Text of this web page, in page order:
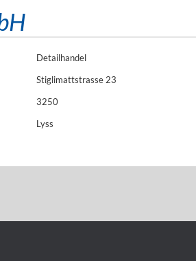
Detailhandel
Stiglimattstrasse 23
3250
Lyss